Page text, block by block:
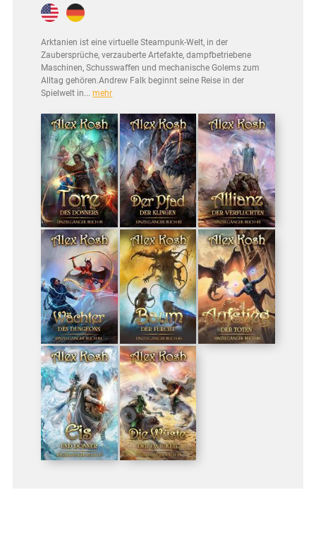
Arktanien ist eine virtuelle Steampunk-Welt, in der
Zaubersprüche, verzauberte Artefakte, dampfbetriebene
Maschinen, Schusswaffen und mechanische Golems zum
Alltag gehören.Andrew Falk beginnt seine Reise in der
Spielwelt in...mehr